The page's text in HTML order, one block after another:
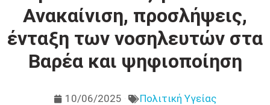
Ανακαίνιση, προσλήψεις,
ένταξη των νοσηλευτών στα
Βαρέα και ψηφιοποίηση
10/06/2025 Πολιτική Υγείας